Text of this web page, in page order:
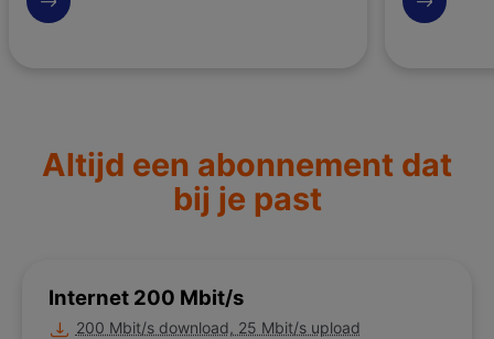
Meer ove snelheid Dit is
Altijd een abonnement dat
bij je past
Internet 200 Mbit/s
Meer informatie over
200 Mbit/s download, 25 Mbit/s upload